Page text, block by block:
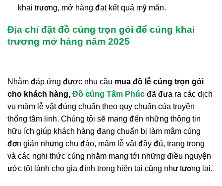
khai trương, mở hàng đạt kết quả mỹ mãn.
Địa chỉ đặt đồ cúng trọn gói để cúng khai
trương mở hàng năm 2025
Nhằm đáp ứng được nhu cầu mua đồ lễ cúng trọn gói
cho khách hàng, Đồ cúng Tâm Phúc đã đưa ra các dịch
vụ mâm lễ vật đúng chuẩn theo quy chuẩn của truyền
thống tâm linh. Chúng tôi sẽ mang đến những thông tin
hữu ích giúp khách hàng đang chuẩn bị làm mâm cúng
đơn giản nhưng chu đáo, mâm lễ vật đầy đủ, trang trọng
và các nghi thức cúng nhằm mang tới những điều nguyện
ước tốt lành cho gia đình trong hiện tại cũng như tương lai.